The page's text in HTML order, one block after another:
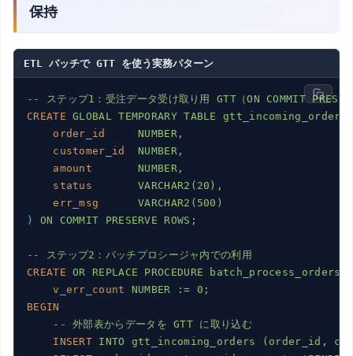
保持
ETL バッチで GTT を使う実務パターン
--
ステップ1：受注データ受け取り用 GTT（ON COMMIT
CREATE
GLOBAL TEMPORARY TABLE
order_id
NUMBER,
customer_id
NUMBER,
amount
NUMBER,
status
VARCHAR2(20),
err_msg
VARCHAR2(500)
)
ON COMMIT PRESERVE ROWS;
--
ステップ2：バッチプロシージャ内での利用
CREATE
OR REPLACE PROCEDURE batch_process_orders
v_err_count
NUMBER := 0;
BEGIN
--
外部表からデータを GTT に取り込む
INSERT INTO gtt_incoming_orders (order_id,